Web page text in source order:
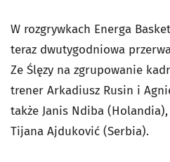
W rozgrywkach Energa
teraz dwutygodniowa
Ze Ślęzy na zgrupowanie
trener Arkadiusz Rusin i
także Janis Ndiba
Tijana Ajduković (Serbia).